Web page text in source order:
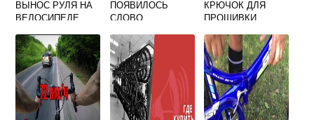
ВЫНОС РУЛЯ НА
ВЕЛОСИПЕДЕ
ПОЯВИЛОСЬ
СЛОВО
РУССКОМ ЯЗЫКЕ
ЭТИМОЛОГИЧЕСК
ИЙ СЛОВАРЬ
КРЮЧОК ДЛЯ
ПРОШИВКИ
ВЕЛОСИПЕДНОЙ
СПИЦЫ СВОИМИ
РУКАМИ